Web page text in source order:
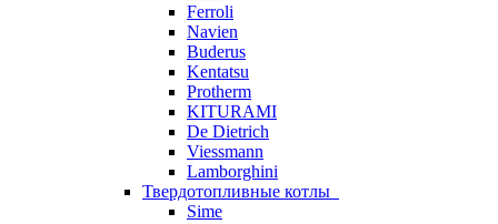
Ferroli
Navien
Buderus
Kentatsu
Protherm
KITURAMI
De Dietrich
Viessmann
Lamborghini
Твердотопливные котлы
Sime